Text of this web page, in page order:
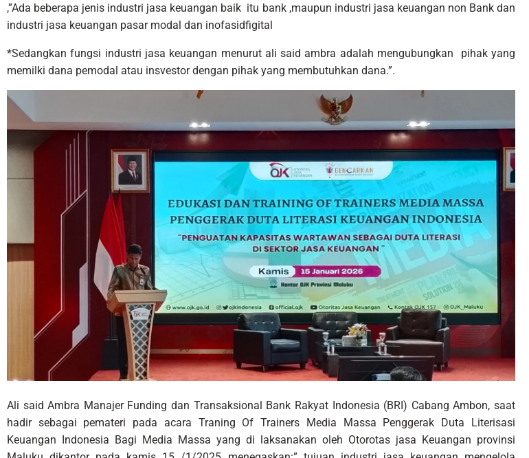
,”Ada beberapa jenis industri jasa keuangan baik itu bank ,maupun industri jasa keuangan non Bank dan
industri jasa keuangan pasar modal dan inofasidfigital
*Sedangkan fungsi industri jasa keuangan menurut ali said ambra adalah mengubungkan pihak yang
memilki dana pemodal atau insvestor dengan pihak yang membutuhkan dana.”.
Ali said Ambra Manajer Funding dan Transaksional Bank Rakyat Indonesia (BRI) Cabang Ambon, saat
hadir sebagai pemateri pada acara Traning Of Trainers Media Massa Penggerak Duta Literisasi
Keuangan Indonesia Bagi Media Massa yang di laksanakan oleh Otorotas jasa Keuangan provinsi